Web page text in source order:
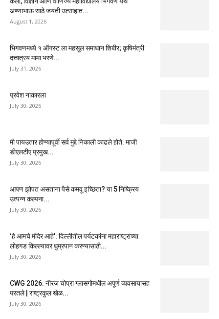
अण्णाभाऊ साठे जयंती उत्साहात...
August 1, 2026
भिगवणमध्ये १ ऑगस्ट ला महसूल समाधान शिबीर; कृषिमंत्री
दत्तात्रय मामा भरणे...
July 31, 2026
प्रवेश नाकारला
July 30, 2026
मी पायउतार होण्यापूर्वी सर्व मुद्दे निकाली काढले होते: माजी
डीएलटीए प्रमुख...
July 30, 2026
आपण झोपत असताना पैसे कमवू इच्छिता? या 5 निष्क्रिय
उत्पन्न कल्पना...
July 30, 2026
‘हे आमचे मंदिर आहे’: दिल्लीतील पर्यटकांना महाराष्ट्राच्या
लोहगड किल्ल्यावर धुम्रपान करण्यासाठी...
July 30, 2026
CWG 2026: नीरज चोप्रा ग्लासगोमधील अपूर्ण व्यवसायासह
परतले | राष्ट्रकुल खेळ...
July 30, 2026